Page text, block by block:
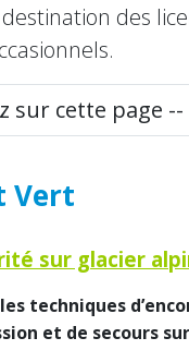
des
Vert
sur glacier
techniques
et de secours